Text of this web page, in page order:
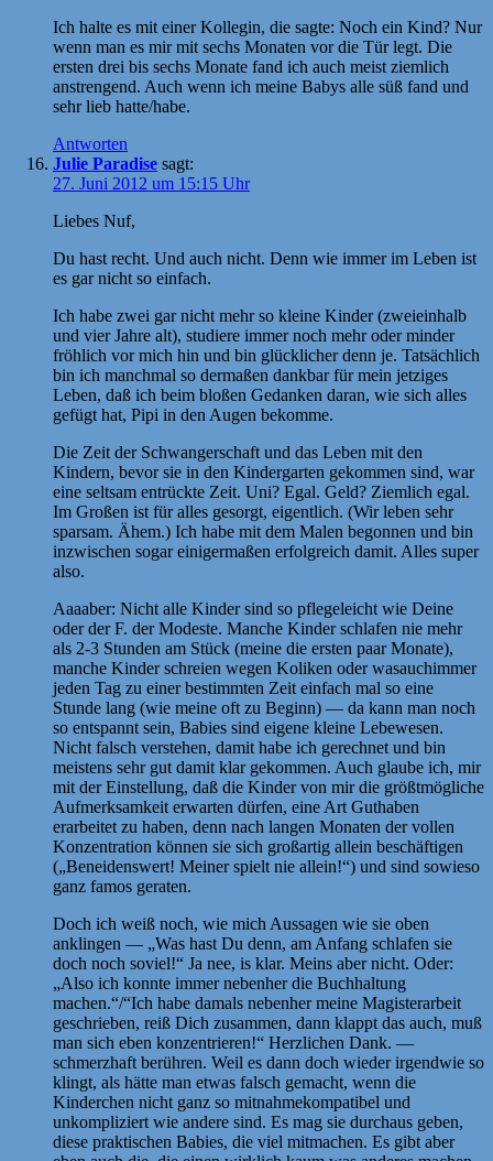
Ich halte es mit einer Kollegin, die sagte: Noch ein Kind? Nur
wenn man es mir mit sechs Monaten vor die Tür legt. Die
ersten drei bis sechs Monate fand ich auch meist ziemlich
anstrengend. Auch wenn ich meine Babys alle süß fand und
sehr lieb hatte/habe.
Antworten
Julie Paradise sagt:
27. Juni 2012 um 15:15 Uhr
Liebes Nuf,
Du hast recht. Und auch nicht. Denn wie immer im Leben ist
es gar nicht so einfach.
Ich habe zwei gar nicht mehr so kleine Kinder (zweieinhalb
und vier Jahre alt), studiere immer noch mehr oder minder
fröhlich vor mich hin und bin glücklicher denn je. Tatsächlich
bin ich manchmal so dermaßen dankbar für mein jetziges
Leben, daß ich beim bloßen Gedanken daran, wie sich alles
gefügt hat, Pipi in den Augen bekomme.
Die Zeit der Schwangerschaft und das Leben mit den
Kindern, bevor sie in den Kindergarten gekommen sind, war
eine seltsam entrückte Zeit. Uni? Egal. Geld? Ziemlich egal.
Im Großen ist für alles gesorgt, eigentlich. (Wir leben sehr
sparsam. Ähem.) Ich habe mit dem Malen begonnen und bin
inzwischen sogar einigermaßen erfolgreich damit. Alles super
also.
Aaaaber: Nicht alle Kinder sind so pflegeleicht wie Deine
oder der F. der Modeste. Manche Kinder schlafen nie mehr
als 2-3 Stunden am Stück (meine die ersten paar Monate),
manche Kinder schreien wegen Koliken oder wasauchimmer
jeden Tag zu einer bestimmten Zeit einfach mal so eine
Stunde lang (wie meine oft zu Beginn) — da kann man noch
so entspannt sein, Babies sind eigene kleine Lebewesen.
Nicht falsch verstehen, damit habe ich gerechnet und bin
meistens sehr gut damit klar gekommen. Auch glaube ich, mir
mit der Einstellung, daß die Kinder von mir die größtmögliche
Aufmerksamkeit erwarten dürfen, eine Art Guthaben
erarbeitet zu haben, denn nach langen Monaten der vollen
Konzentration können sie sich großartig allein beschäftigen
(„Beneidenswert! Meiner spielt nie allein!“) und sind sowieso
ganz famos geraten.
Doch ich weiß noch, wie mich Aussagen wie sie oben
anklingen — „Was hast Du denn, am Anfang schlafen sie
doch noch soviel!“ Ja nee, is klar. Meins aber nicht. Oder:
„Also ich konnte immer nebenher die Buchhaltung
machen.“/“Ich habe damals nebenher meine Magisterarbeit
geschrieben, reiß Dich zusammen, dann klappt das auch, muß
man sich eben konzentrieren!“ Herzlichen Dank. —
schmerzhaft berühren. Weil es dann doch wieder irgendwie so
klingt, als hätte man etwas falsch gemacht, wenn die
Kinderchen nicht ganz so mitnahmekompatibel und
unkompliziert wie andere sind. Es mag sie durchaus geben,
diese praktischen Babies, die viel mitmachen. Es gibt aber